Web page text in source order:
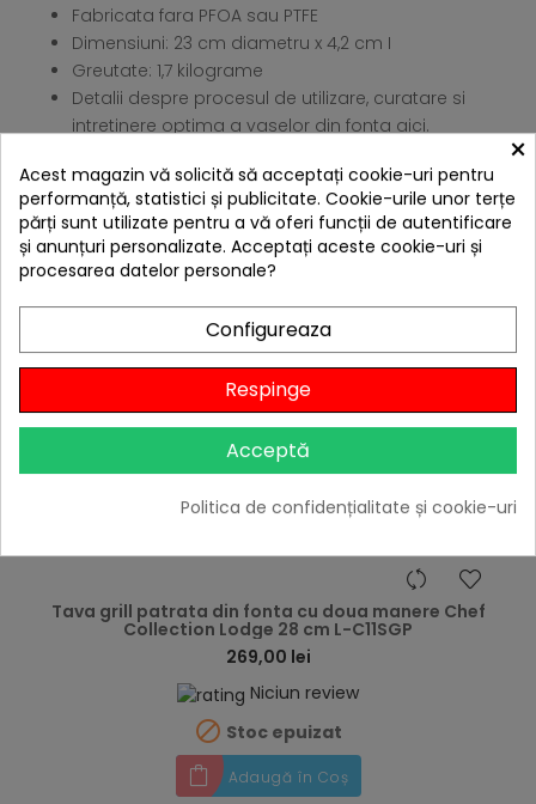
Fabricata fara PFOA sau PTFE
Dimensiuni: 23 cm diametru x 4,2 cm I
Greutate: 1,7 kilograme
Detalii despre procesul de utilizare, curatare si
intretinere optima a vaselor din fonta aici.
4 ALTE PRODUSE IN ACEEASI
CATEGORIE:
Tava grill patrata din fonta cu doua manere Chef
Collection Lodge 28 cm L-C11SGP
269,00 lei
Niciun review
 Stoc epuizat
Adaugă în Coș
×
Acest magazin vă solicită să acceptați cookie-uri pentru
performanță, statistici și publicitate. Cookie-urile unor terțe
părți sunt utilizate pentru a vă oferi funcții de autentificare
și anunțuri personalizate. Acceptați aceste cookie-uri și
procesarea datelor personale?
Configureaza
Respinge
Acceptă
Politica de confidențialitate și cookie-uri